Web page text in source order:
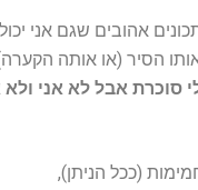
אהובים שגם אני
הסיר (או אותה
סוכרת אבל לא אני
(ככל הניתן),